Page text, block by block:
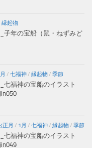
縁起物
子年の宝船（鼠・ねずみど
/ 七福神 / 縁起物 / 季節
七福神の宝船のイラスト
正月 / 1月 / 七福神 / 縁起物 / 季節
七福神の宝船のイラスト